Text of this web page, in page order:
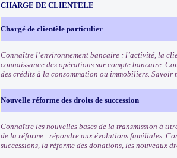
CHARGE DE CLIENTELE
Chargé de clientèle particulier
Connaître l’environnement bancaire : l’activité, la
connaissance des opérations sur compte bancaire.
des crédits à la consommation ou immobiliers. Savoir
Nouvelle réforme des droits de succession
Connaître les nouvelles bases de la transmission à
de la réforme : répondre aux évolutions familiales.
successions, la réforme des donations, les nouveaux